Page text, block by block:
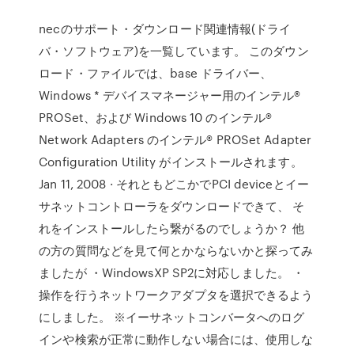
necのサポート・ダウンロード関連情報(ドライ
バ・ソフトウェア)を一覧しています。 このダウン
ロード・ファイルでは、base ドライバー、
Windows * デバイスマネージャー用のインテル®
PROSet、および Windows 10 のインテル®
Network Adapters のインテル® PROSet Adapter
Configuration Utility がインストールされます。
Jan 11, 2008 · それともどこかでPCI deviceとイー
サネットコントローラをダウンロードできて、 そ
れをインストールしたら繋がるのでしょうか？ 他
の方の質問などを見て何とかならないかと探ってみ
ましたが ・WindowsXP SP2に対応しました。 ・
操作を行うネットワークアダプタを選択できるよう
にしました。 ※イーサネットコンバータへのログ
インや検索が正常に動作しない場合には、使用しな